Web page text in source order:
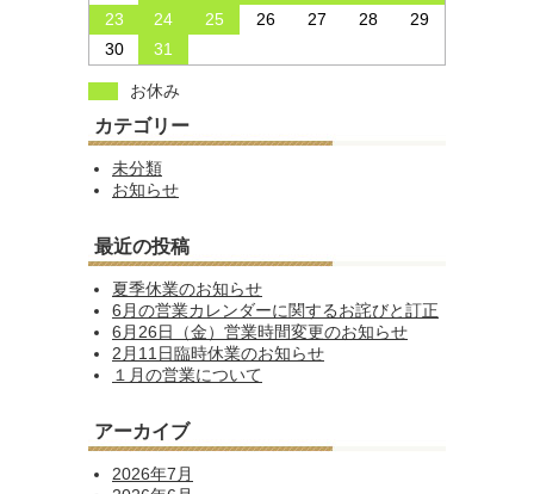
23
24 25 26 27 28
29
30
31
お休み
カテゴリー
未分類
お知らせ
最近の投稿
夏季休業のお知らせ
6月の営業カレンダーに関するお詫びと訂正
6月26日（金）営業時間変更のお知らせ
2月11日臨時休業のお知らせ
１月の営業について
アーカイブ
2026年7月